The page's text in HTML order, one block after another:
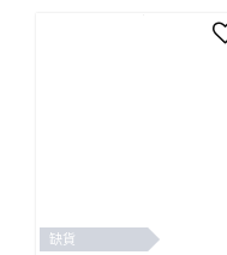
缺貨